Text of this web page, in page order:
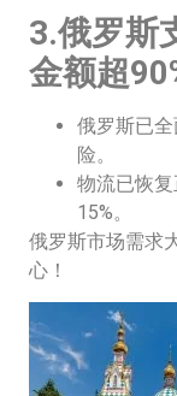
3.俄罗斯
金额超
俄罗斯已
险。
物流已恢
15%。
俄罗斯市场需求
心！